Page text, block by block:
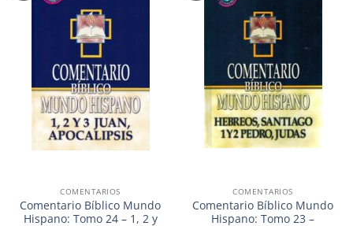
COMENTARIOS
Comentario Bíblico Mundo
Hispano: Tomo 24 – 1, 2 y
COMENTARIOS
Comentario Bíblico Mundo
Hispano: Tomo 23 –